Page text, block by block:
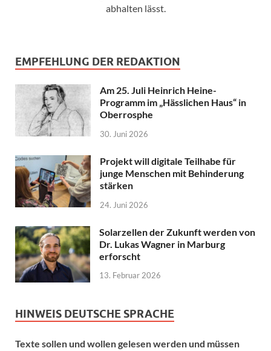
abhalten lässt.
EMPFEHLUNG DER REDAKTION
Am 25. Juli Heinrich Heine-
Programm im „Hässlichen Haus“ in
Oberrosphe
30. Juni 2026
Projekt will digitale Teilhabe für
junge Menschen mit Behinderung
stärken
24. Juni 2026
Solarzellen der Zukunft werden von
Dr. Lukas Wagner in Marburg
erforscht
13. Februar 2026
HINWEIS DEUTSCHE SPRACHE
Texte sollen und wollen gelesen werden und müssen